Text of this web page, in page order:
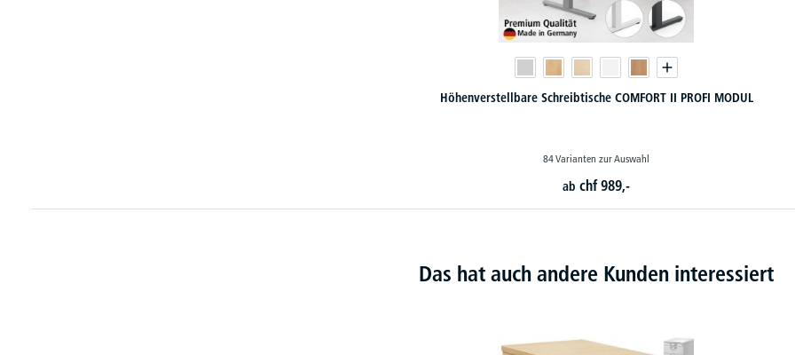
Höhenverstellbare Schreibtische COMFORT II PROFI MODUL
84 Varianten zur Auswahl
ab chf 989,-
Das hat auch andere Kunden interessiert